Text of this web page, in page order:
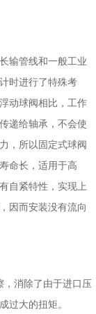
输管线和一般工业
时进行了特殊考
动球阀相比，工作
递给轴承，不会使
，所以固定式球阀
命长，适用于高
自紧特性，实现上
因而安装没有流向
，消除了由于进口压
过大的扭矩。